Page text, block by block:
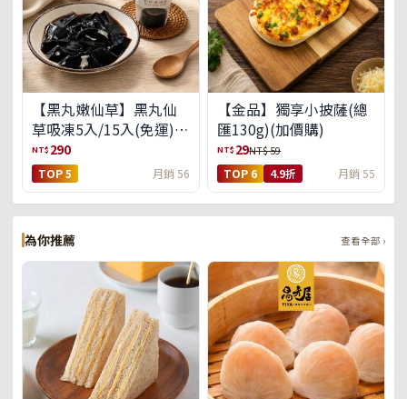
【黑丸嫩仙草】黑丸仙
草吸凍5入/15入(免運)
(預購中8/14出貨)
NT$ 290
TOP 5 月銷 56
【金品】獨享小披薩(總
匯130g)(加價購)
NT$ 29NT$ 59
TOP 6 4.9折 月銷 55
為你推薦 查看全部 ›